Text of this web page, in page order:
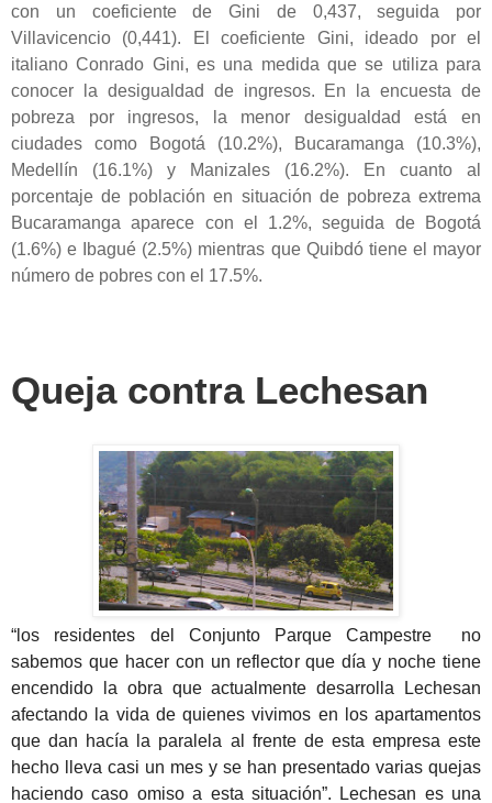
con un coeficiente de Gini de 0,437, seguida por
Villavicencio (0,441). El coeficiente Gini, ideado por el
italiano Conrado Gini, es una medida que se utiliza para
conocer la desigualdad de ingresos. En la encuesta de
pobreza por ingresos, la menor desigualdad está en
ciudades como Bogotá (10.2%), Bucaramanga (10.3%),
Medellín (16.1%) y Manizales (16.2%). En cuanto al
porcentaje de población en situación de pobreza extrema
Bucaramanga aparece con el 1.2%, seguida de Bogotá
(1.6%) e Ibagué (2.5%) mientras que Quibdó tiene el mayor
número de pobres con el 17.5%.
Queja contra Lechesan
“los residentes del Conjunto Parque Campestre no
sabemos que hacer con un reflector que día y noche tiene
encendido la obra que actualmente desarrolla Lechesan
afectando la vida de quienes vivimos en los apartamentos
que dan hacía la paralela al frente de esta empresa este
hecho lleva casi un mes y se han presentado varias quejas
haciendo caso omiso a esta situación”. Lechesan es una